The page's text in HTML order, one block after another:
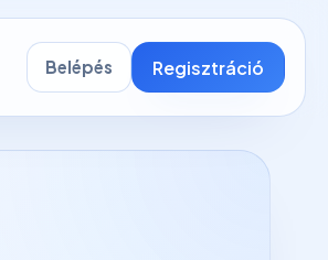
Belépés Regisztráció